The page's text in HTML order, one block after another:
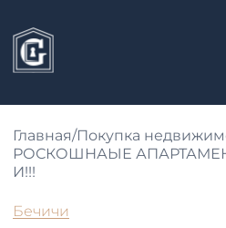
Главная/Покупка
РОСКОШНАЫЕ
И!!!
Бечичи